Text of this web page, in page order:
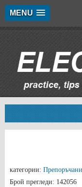
MENU
категории:
Брой прегледи: 142056